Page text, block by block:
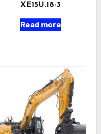
XE15U.18-3
Read more